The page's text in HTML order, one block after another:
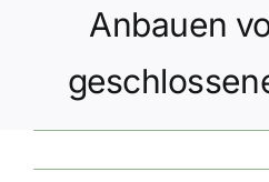
Datenschutz
Impressum
Anbauen